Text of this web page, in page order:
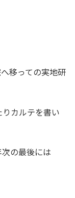
移っての実地研
カルテを書い
の最後には